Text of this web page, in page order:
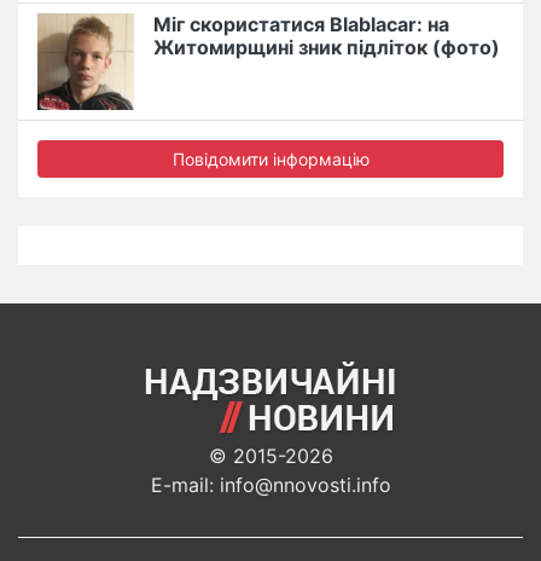
Міг скористатися Blablacar: на
Житомирщині зник підліток (фото)
Повідомити інформацію
© 2015-2026
E-mail: info@nnovosti.info